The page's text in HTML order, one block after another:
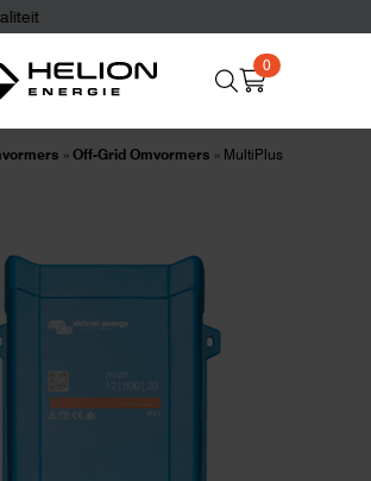
Eerlijk en deskundig advies
0
» Off-Grid Omvormers » MultiPlus
Zonnepanelen